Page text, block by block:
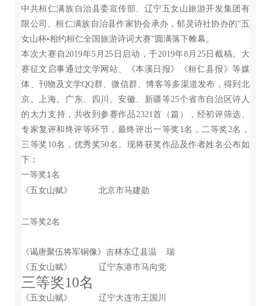
中共桓仁满族自治县委宣传部、辽宁五女山旅游开发集团有
限公司、桓仁满族自治县作家协会承办，郁灵诗社协办的“五
女山杯•相约桓仁全国旅游诗词大赛”圆满落下帷幕。
本次大赛自2019年5月25日启动，于2019年8月25日截稿。大
赛征文启事通过文学网站、《本溪日报》《桓仁县报》等媒
体、刊物及文学QQ群、微信群、博客等多渠道发布，得到北
京、上海、广东、四川、安徽、新疆等25个省市自治区诗人
的大力支持，共收到参赛作品2321首（篇），经初评筛选、
专家复评和终评等环节，最终评出一等奖1名，二等奖2名，
三等奖10名，优秀奖50名。现将获奖作品及作者姓名公布如
下：
一等奖1名
《五女山赋》 北京市马建勋
二等奖2名
《谒唐聚伍将军铜像》吉林东辽县温 瑞
《五女山赋》 辽宁东港市马向党
三等奖10名
《五女山赋》 辽宁大连市王国川